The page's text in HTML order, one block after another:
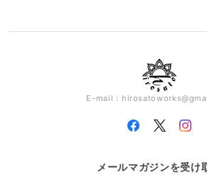
E-mail：
メールマガジンを受け